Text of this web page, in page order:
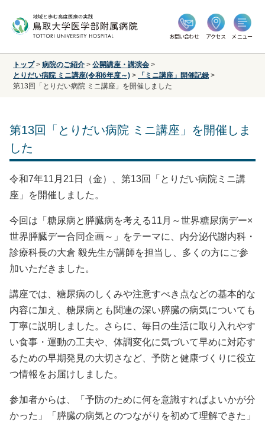
お問い合わせ アクセス メニュー
トップ > 病院のご紹介 > 公開講座・講演会 >
とりだい病院 ミニ講座(令和6年度～) > 「ミニ講座」開催記録 >
第13回「とりだい病院 ミニ講座」を開催しました
第13回「とりだい病院 ミニ講座」を開催しま
した
令和7年11月21日（金）、第13回「とりだい病院ミニ講
座」を開催しました。
今回は「糖尿病と膵臓病を考える11月～世界糖尿病デー×
世界膵臓デー合同企画～」をテーマに、内分泌代謝内科・
診療科長の大倉 毅先生が講師を担当し、多くの方にご参
加いただきました。
講座では、糖尿病のしくみや注意すべき点などの基本的な
内容に加え、糖尿病とも関連の深い膵臓の病気についても
丁寧に説明しました。さらに、毎日の生活に取り入れやす
い食事・運動の工夫や、体調変化に気づいて早めに対応す
るための早期発見の大切さなど、予防と健康づくりに役立
つ情報をお届けしました。
参加者からは、「予防のために何を意識すればよいかが分
かった」「膵臓の病気とのつながりを初めて理解できた」